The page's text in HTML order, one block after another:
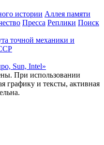
истории Аллея памяти
Пресса Реплики Поиск
точной механики и
Sun, Intel»
При использовании
графику и тексты, активная